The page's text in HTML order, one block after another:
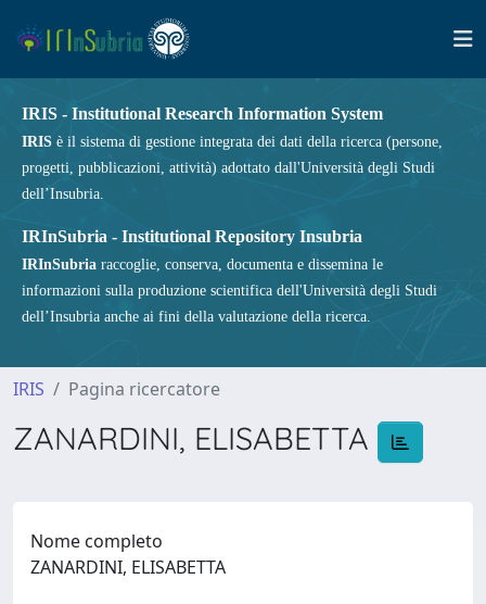
IRIS - Institutional Research Information System
IRIS è il sistema di gestione integrata dei dati della ricerca (persone,
progetti, pubblicazioni, attività) adottato dall'Università degli Studi
dell’Insubria.
IRInSubria - Institutional Repository Insubria
IRInSubria raccoglie, conserva, documenta e dissemina le
informazioni sulla produzione scientifica dell'Università degli Studi
dell’Insubria anche ai fini della valutazione della ricerca.
IRIS Pagina ricercatore
ZANARDINI, ELISABETTA
Nome completo
ZANARDINI, ELISABETTA